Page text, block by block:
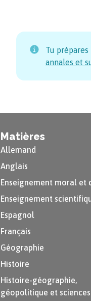
Tu prépares
annales et
Matières
Allemand
Anglais
Enseignement moral et
Enseignement
Espagnol
Français
Géographie
Histoire
Histoire-géographie,
géopolitique et sciences